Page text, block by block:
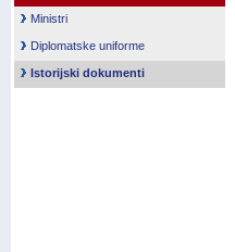
Ministri
Diplomatske uniforme
Istorijski dokumenti